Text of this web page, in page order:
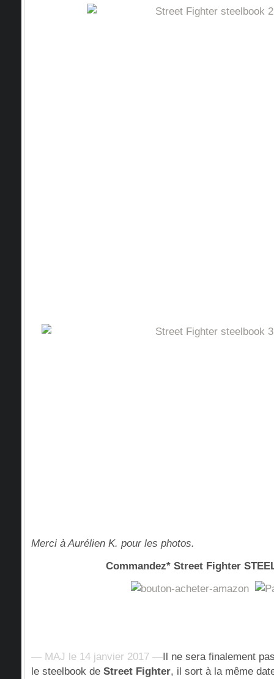
Merci à Aurélien K. pour les photos.
Commandez* Street Fighter
— MAJ le 14 janvier 2017 —Il ne sera finalement
le steelbook de Street Fighter, il sort à la même